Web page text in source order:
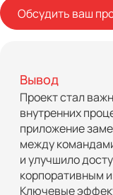
Обсудить ваш
Вывод
Проект стал
внутренних
приложение
между
и улучшило
корпоративным
Ключевые